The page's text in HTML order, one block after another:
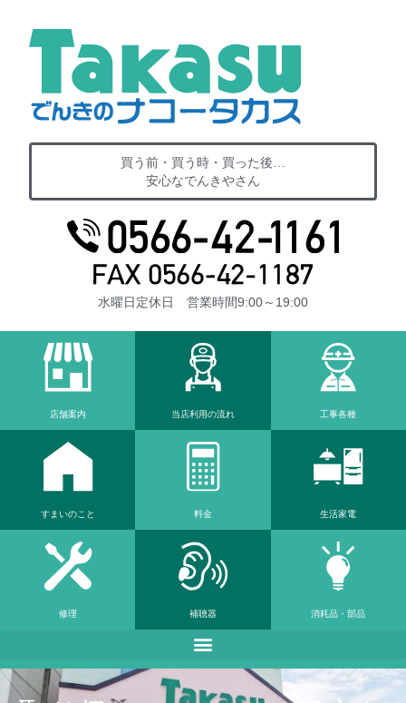
買う前・買う時・買った後…
安心なでんきやさん
水曜日定休日 営業時間9:00～19:00
店舗案内 当店利⽤の流れ 工事各種
すまいのこと 料金 生活家電
修理 補聴器 消耗品・部品